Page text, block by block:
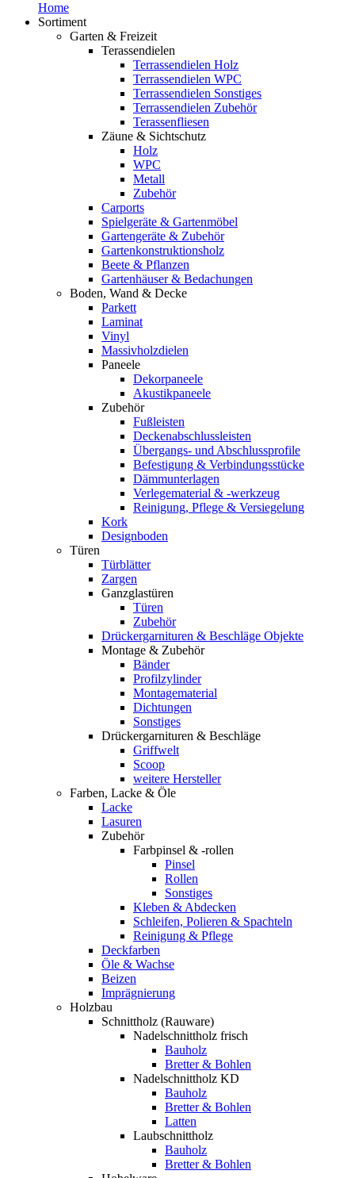
Home
Sortiment
Garten & Freizeit
Terassendielen
Terrassendielen Holz
Terrassendielen WPC
Terrassendielen Sonstiges
Terrassendielen Zubehör
Terassenfliesen
Zäune & Sichtschutz
Holz
WPC
Metall
Zubehör
Carports
Spielgeräte & Gartenmöbel
Gartengeräte & Zubehör
Gartenkonstruktionsholz
Beete & Pflanzen
Gartenhäuser & Bedachungen
Boden, Wand & Decke
Parkett
Laminat
Vinyl
Massivholzdielen
Paneele
Dekorpaneele
Akustikpaneele
Zubehör
Fußleisten
Deckenabschlussleisten
Übergangs- und Abschlussprofile
Befestigung & Verbindungsstücke
Dämmunterlagen
Verlegematerial & -werkzeug
Reinigung, Pflege & Versiegelung
Kork
Designboden
Türen
Türblätter
Zargen
Ganzglastüren
Türen
Zubehör
Drückergarnituren & Beschläge Objekte
Montage & Zubehör
Bänder
Profilzylinder
Montagematerial
Dichtungen
Sonstiges
Drückergarnituren & Beschläge
Griffwelt
Scoop
weitere Hersteller
Farben, Lacke & Öle
Lacke
Lasuren
Zubehör
Farbpinsel & -rollen
Pinsel
Rollen
Sonstiges
Kleben & Abdecken
Schleifen, Polieren & Spachteln
Reinigung & Pflege
Deckfarben
Öle & Wachse
Beizen
Imprägnierung
Holzbau
Schnittholz (Rauware)
Nadelschnittholz frisch
Bauholz
Bretter & Bohlen
Nadelschnittholz KD
Bauholz
Bretter & Bohlen
Latten
Laubschnittholz
Bauholz
Bretter & Bohlen